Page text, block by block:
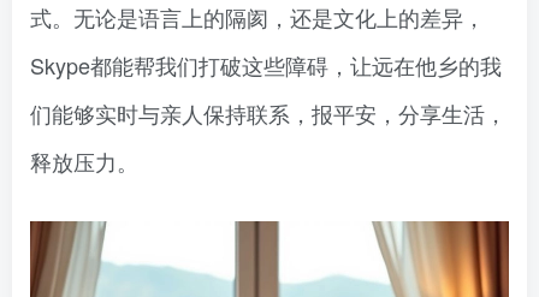
式。无论是语言上的隔阂，还是文化上的差异，
Skype都能帮我们打破这些障碍，让远在他乡的我
们能够实时与亲人保持联系，报平安，分享生活，
释放压力。